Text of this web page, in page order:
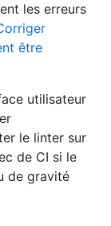
les erreurs
être
utilisateur
le linter sur
de CI si le
de gravité